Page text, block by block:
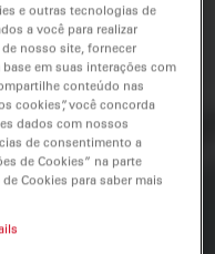
e outras tecnologias de
a você para realizar
nosso site, fornecer
em suas interações com
conteúdo nas
cookies”, você concorda
dados com nossos
de consentimento a
de Cookies” na parte
Cookies para saber mais